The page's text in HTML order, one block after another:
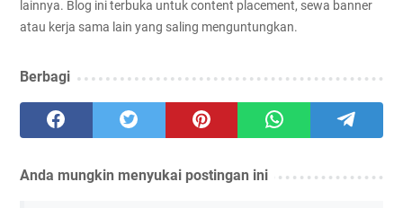
lainnya. Blog ini terbuka untuk content placement, sewa banner
atau kerja sama lain yang saling menguntungkan.
Berbagi
Anda mungkin menyukai postingan ini